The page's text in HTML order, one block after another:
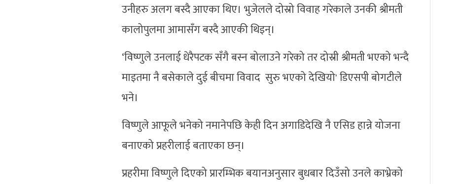
उनीहरु अलग बस्दै आएका थिए। भुजेलले दोस्रो विवाह गरेकाले उनकी श्रीमती
कालोपुलमा आमासँग बस्दै आएकी थिइन्।
‘विष्णुले उनलाई धेरैपटक सँगै बस्न बोलाउने गरेको तर दोस्री श्रीमती भएको भन्दै
माइतमा नै बसेकाले दुई बीचमा विवाद सुरु भएको देखियो' डिएसपी बोगटीले
भने।
विष्णुले आफूले भनेको नमानेपछि केही दिन अगाडिदेखि नै एसिड हान्ने योजना
बनाएको प्रहरीलाई बताएका छन्।
प्रहरीमा विष्णुले दिएको प्रारम्भिक बयानअनुसार बुधबार दिउँसो उनले काभ्रेको